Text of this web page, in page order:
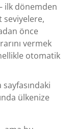
ilk dönemden
önce
vermek
otomatik
ülkenize